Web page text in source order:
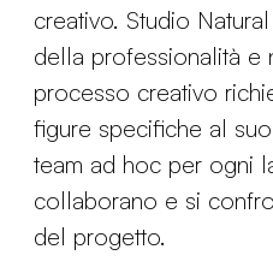
creativo. Studio
della professionalità e
processo creativo
figure specifiche al
team ad hoc per ogni
collaborano e si
del progetto.